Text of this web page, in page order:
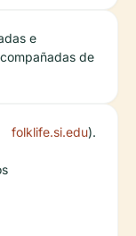
e
de
folklife.si.edu).